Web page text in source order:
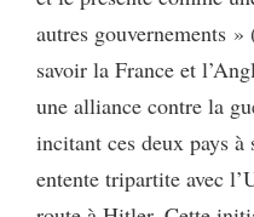
autres gouvernements
savoir la France et
une alliance contre la
incitant ces deux pays
entente tripartite avec